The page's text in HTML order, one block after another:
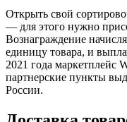
Открыть свой
— для этого нужно
Вознаграждение
единицу товара, и
2021 года маркетплейс
партнерские пункты
России.